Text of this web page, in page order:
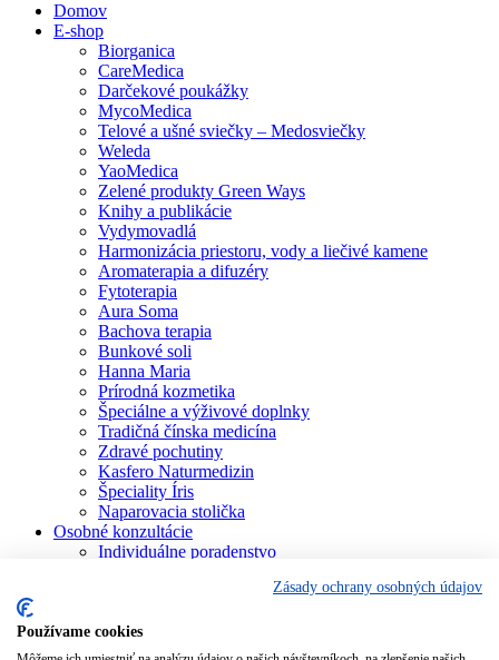
Domov
E-shop
Biorganica
CareMedica
Darčekové poukážky
MycoMedica
Telové a ušné sviečky – Medosviečky
Weleda
YaoMedica
Zelené produkty Green Ways
Knihy a publikácie
Vydymovadlá
Harmonizácia priestoru, vody a liečivé kamene
Aromaterapia a difuzéry
Fytoterapia
Aura Soma
Bachova terapia
Bunkové soli
Hanna Maria
Prírodná kozmetika
Špeciálne a výživové doplnky
Tradičná čínska medicína
Zdravé pochutiny
Kasfero Naturmedizin
Špeciality Íris
Naparovacia stolička
Osobné konzultácie
Individuálne poradenstvo
Aromaterapia
Homeopatia
Zásady ochrany osobných údajov
Používame cookies